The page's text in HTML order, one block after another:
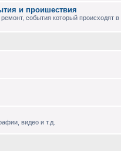
и проишествия
события который происходят в
видео и т.д.